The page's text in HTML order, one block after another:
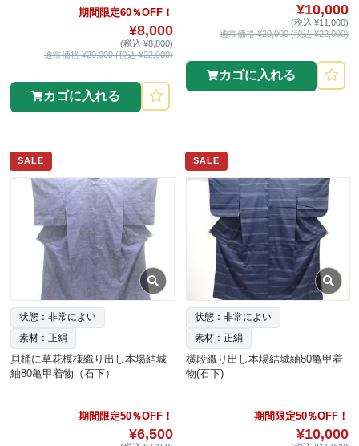
期間限定60％OFF！
¥8,000
(税込 ¥8,800)
通常価格 ¥20,000 (税込 ¥22,000)
カゴに入れる
¥10,000
(税込 ¥11,000)
通常価格 ¥20,000 (税込 ¥22,000)
カゴに入れる
SALE
状態：非常によい
素材：正絹
貝桶に草花模様織り出し本場結城
紬80亀甲着物（石下）
期間限定50％OFF！
¥6,500
SALE
状態：非常によい
素材：正絹
横段織り出し本場結城紬80亀甲着
物(石下)
期間限定50％OFF！
¥10,000